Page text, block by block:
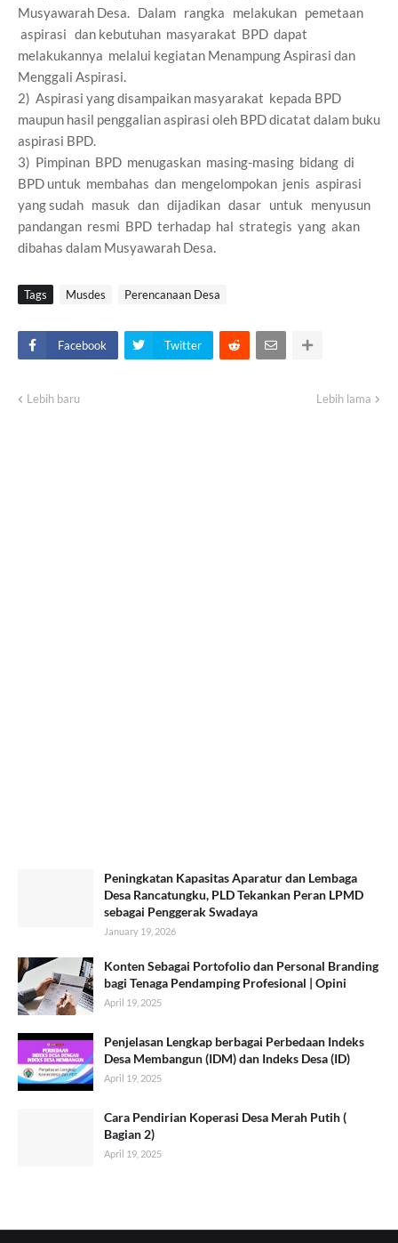
Musyawarah Desa. Dalam rangka melakukan pemetaan
aspirasi dan kebutuhan masyarakat BPD dapat
melakukannya melalui kegiatan Menampung Aspirasi dan
Menggali Aspirasi.
2) Aspirasi yang disampaikan masyarakat kepada BPD
maupun hasil penggalian aspirasi oleh BPD dicatat dalam buku
aspirasi BPD.
3) Pimpinan BPD menugaskan masing-masing bidang di
BPD untuk membahas dan mengelompokan jenis aspirasi
yang sudah masuk dan dijadikan dasar untuk menyusun
pandangan resmi BPD terhadap hal strategis yang akan
dibahas dalam Musyawarah Desa.
Tags Musdes Perencanaan Desa
Facebook Twitter
Lebih baru Lebih lama
Peningkatan Kapasitas Aparatur dan Lembaga
Desa Rancatungku, PLD Tekankan Peran LPMD
sebagai Penggerak Swadaya
January 19, 2026
Konten Sebagai Portofolio dan Personal Branding
bagi Tenaga Pendamping Profesional | Opini
April 19, 2025
Penjelasan Lengkap berbagai Perbedaan Indeks
Desa Membangun (IDM) dan Indeks Desa (ID)
April 19, 2025
Cara Pendirian Koperasi Desa Merah Putih (
Bagian 2)
April 19, 2025